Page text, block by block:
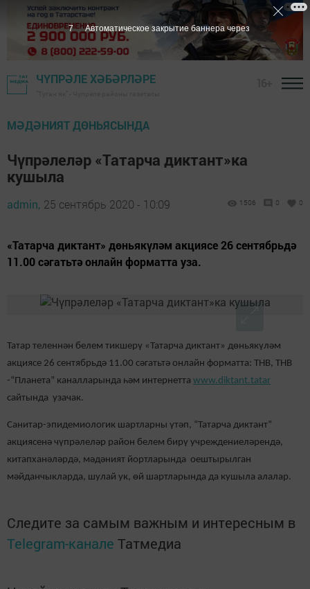
ЧҮПРӘЛЕ ХӘБӘРЛӘРЕ
МӘДӘНИЯТ ДӨНЬЯСЫНДА
Чүпрәлеләр «Татарча диктант»ка
кушыла
admin, 25 сентябрь 2020 - 10:09 1506 0 0
«Татарча диктант» дөньякүләм акциясе 26 сентябрьдә
11.00 сәгатьтә онлайн форматта уза.
Татар теленнән белем тикшерү «Татарча диктант» дөньякүләм
акциясе 26 сентябрьдә 11.00 сәгатьтә онлайн форматта: ТНВ, ТНВ
-“Планета” каналларында һәм интернетта www.diktant.tatar
сайтында узачак.
Санитар-эпидемиологик шартларны үтәп, “Татарча диктант”
акциясенә чүпрәлеләр район белем бирү учреждениеләрендә,
китапханәләрдә, мәдәният йортларында оештырылган
мәйданчыкларда, шулай ук, өй шартларында да кушыла алалар.
Следите за самым важным и интересным в
Telegram-канале Татмедиа
6 Автоматическое закрытие баннера через